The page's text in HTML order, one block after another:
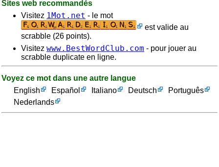
Sites web recommandés
Visitez 1Mot.net - le mot
est valide au
scrabble (26 points).
Visitez www.BestWordClub.com - pour jouer au
scrabble duplicate en ligne.
Voyez ce mot dans une autre langue
English
Español Italiano Deutsch
Português
Nederlands